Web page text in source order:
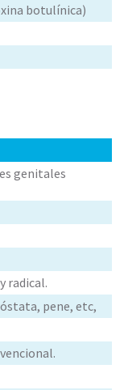
botulínica)
genitales
radical.
pene, etc,